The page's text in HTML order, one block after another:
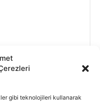
gibi teknolojileri kullanarak